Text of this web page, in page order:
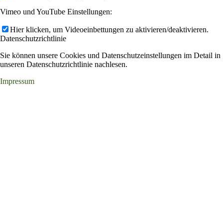
Vimeo und YouTube Einstellungen:
Hier klicken, um Videoeinbettungen zu aktivieren/deaktivieren.
Datenschutzrichtlinie
Sie können unsere Cookies und Datenschutzeinstellungen im Detail in
unseren Datenschutzrichtlinie nachlesen.
Impressum